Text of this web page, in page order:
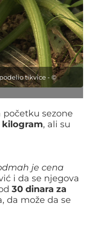
tikvice - ©
početku sezone
kilogram, ali su
je cena
i da se njegova
30 dinara za
da može da se